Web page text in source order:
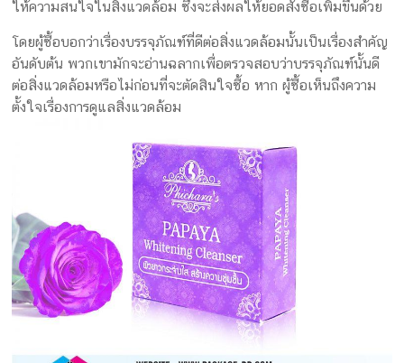
ให้ความสนใจในสิ่งแวดล้อม ซึ่งจะส่งผลให้ยอดสั่งซื้อเพิ่มขึ้นด้วย
โดยผู้ซื้อบอกว่าเรื่องบรรจุภัณฑ์ที่ดีต่อสิ่งแวดล้อมนั้นเป็นเรื่องสำคัญ
อันดับต้น พวกเขามักจะอ่านฉลากเพื่อตรวจสอบว่าบรรจุภัณฑ์นั้นดี
ต่อสิ่งแวดล้อมหรือไม่ก่อนที่จะตัดสินใจซื้อ หาก ผู้ซื้อเห็นถึงความ
ตั้งใจเรื่องการดูแลสิ่งแวดล้อม